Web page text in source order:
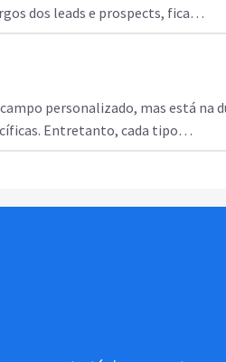
dos leads e prospects, fica…
personalizado, mas está
Entretanto, cada tipo…